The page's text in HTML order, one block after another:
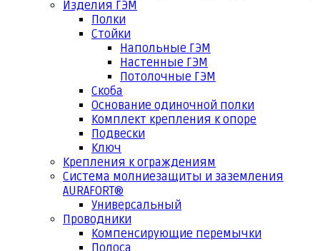
Изделия ГЭМ
Полки
Стойки
Напольные ГЭМ
Настенные ГЭМ
Потолочные ГЭМ
Скоба
Основание одиночной полки
Комплект крепления к опоре
Подвески
Ключ
Крепления к ограждениям
Система молниезащиты и заземления
AURAFORT®
Универсальный
Проводники
Компенсирующие перемычки
Полоса